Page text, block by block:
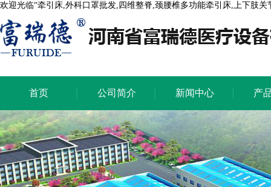
欢迎光临“牵引床,外科口罩批发,四维整脊,颈腰椎多功能牵引床,上下肢
首页
首页
公司简介
公司简介
新闻中心
新闻中心
产
产